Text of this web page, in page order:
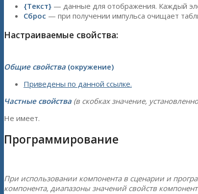
{Текст} — данные для отображения. Каждый
Сброс — при получении импульса очищает
Настраиваемые свойства:
Общие свойства (окружение)
Приведены по данной ссылке.
Частные свойства (в скобках значение,
Не имеет.
Программирование
При использовании компонента в сценарии и
компонента, диапазоны значений свойств